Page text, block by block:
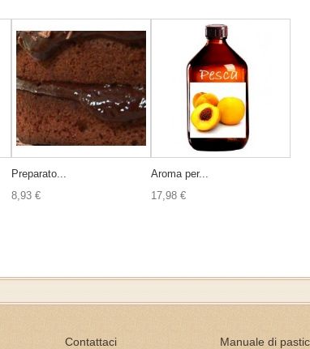
Preparato...
8,93 €
Aroma per...
17,98 €
Contattaci Manuale di